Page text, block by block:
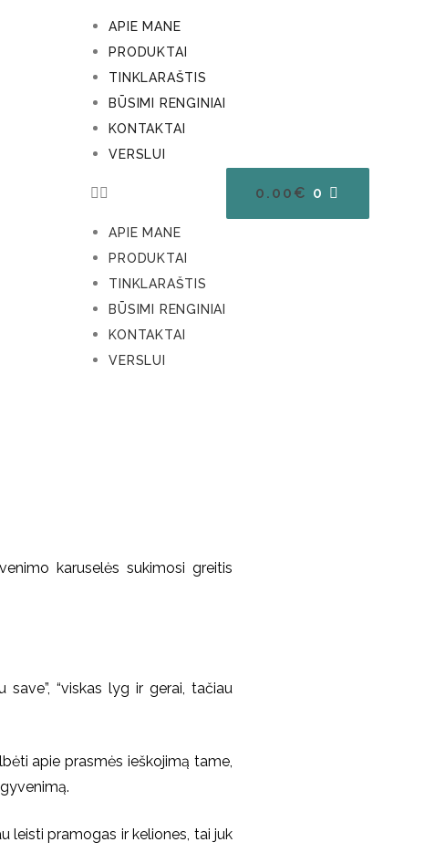
APIE MANE
PRODUKTAI
TINKLARAŠTIS
BŪSIMI RENGINIAI
KONTAKTAI
VERSLUI
APIE MANE
PRODUKTAI
TINKLARAŠTIS
BŪSIMI RENGINIAI
KONTAKTAI
VERSLUI
0.00 € 0
karuselės sukimosi greitis
save”, “viskas lyg ir gerai, tačiau
apie prasmės ieškojimą tame,
leisti pramogas ir keliones, tai juk